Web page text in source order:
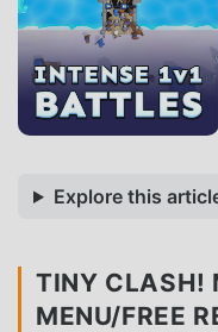
Explore this
TINY CLASH!
MENU/FREE